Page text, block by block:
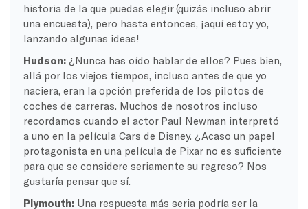
historia de la que puedas elegir (quizás incluso abrir
una encuesta), pero hasta entonces, ¡aquí estoy yo,
lanzando algunas ideas!
Hudson:¿Nunca has oído hablar de ellos? Pues bien,
allá por los viejos tiempos, incluso antes de que yo
naciera, eran la opción preferida de los pilotos de
coches de carreras. Muchos de nosotros incluso
recordamos cuando el actor Paul Newman interpretó
a uno en la película Cars de Disney. ¿Acaso un papel
protagonista en una película de Pixar no es suficiente
para que se considere seriamente su regreso? Nos
gustaría pensar que sí.
Plymouth:Una respuesta más seria podría ser la